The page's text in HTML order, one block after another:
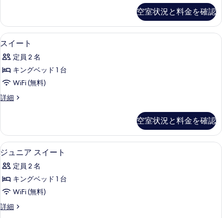
件
ル
ー
ム
の
す
べ
て
真
を
表
示
す
ア
ツ
イ
ル
ー
の
詳
細
空室状況と料金を確認
ス
イ
ー
ト
の
す
て
の
写
真
を
表
示
高級寝具、ミニバー、セーフティボ
13
スイート
定員 2 名
キングベッド 1 台
WiFi (無料)
詳細
ス
の
詳
細
空室状況と料金を確認
ジ
ュ
ニ
ア
ス
イ
高級寝具、ミニバー、セーフティボ
4
ジュニア スイート
定員 2 名
キングベッド 1 台
WiFi (無料)
詳細
ジ